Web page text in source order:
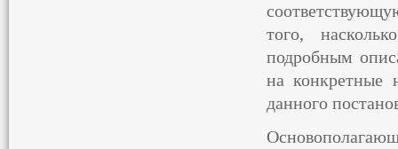
того,
подробным
на конкретные
данного